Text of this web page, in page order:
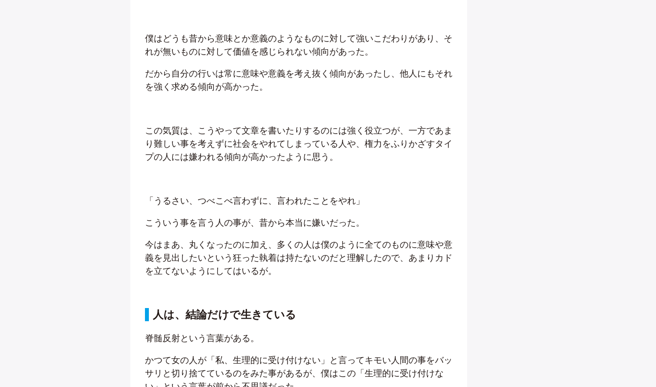
僕はどうも昔から意味とか意義のようなものに対して強いこだわりがあり、そ
れが無いものに対して価値を感じられない傾向があった。
だから自分の行いは常に意味や意義を考え抜く傾向があったし、他人にもそれ
を強く求める傾向が高かった。
この気質は、こうやって文章を書いたりするのには強く役立つが、一方であま
り難しい事を考えずに社会をやれてしまっている人や、権力をふりかざすタイ
プの人には嫌われる傾向が高かったように思う。
「うるさい、つべこべ言わずに、言われたことをやれ」
こういう事を言う人の事が、昔から本当に嫌いだった。
今はまあ、丸くなったのに加え、多くの人は僕のように全てのものに意味や意
義を見出したいという狂った執着は持たないのだと理解したので、あまりカド
を立てないようにしてはいるが。
人は、結論だけで生きている
脊髄反射という言葉がある。
かつて女の人が「私、生理的に受け付けない」と言ってキモい人間の事をバッ
サリと切り捨てているのをみた事があるが、僕はこの「生理的に受け付けな